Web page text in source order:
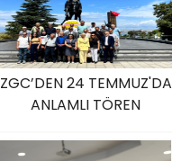
ZGC’DEN 24 TEMMUZ'DA
ANLAMLI TÖREN